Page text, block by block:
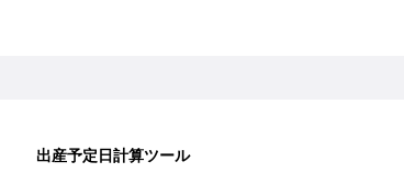
出産予定日計算ツール